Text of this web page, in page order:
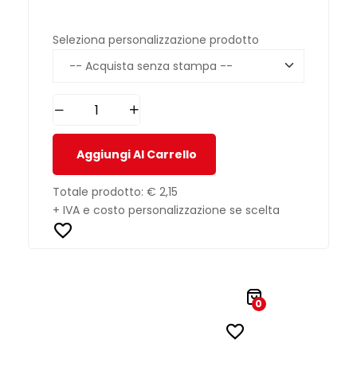
Seleziona personalizzazione prodotto
Aggiungi Al Carrello
Totale prodotto: € 2,15
+ IVA e costo personalizzazione se scelta
0